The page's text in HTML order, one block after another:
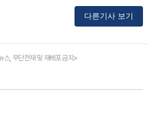
다른기사 보기
, 무단전재 및 재배포 금지>